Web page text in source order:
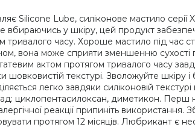
Silicone Lube, силіконове мастило серії
вбираючись у шкіру, цей продукт
тривалого часу. Хороше мастило під час
вона може сприяти зменшенню сухості
актом протягом тривалого часу
шовковистій текстурі. Зволожуйте шкіру і
легко завдяки силіконовій
циклопентасилоксан, диметикон. Перш
реакції припиніть
протягом 12 місяців. Любрикант